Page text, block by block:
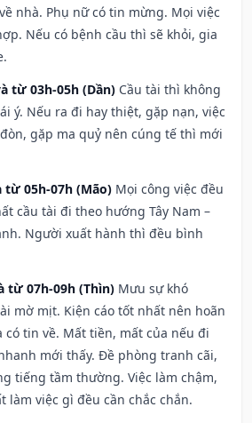
nhà. Phụ nữ có tin mừng. Mọi việc
Nếu có bệnh cầu thì sẽ khỏi, gia
từ 03h-05h (Dần) Cầu tài thì không
ý. Nếu ra đi hay thiệt, gặp nạn, việc
gặp ma quỷ nên cúng tế thì mới
từ 05h-07h (Mão) Mọi công việc đều
cầu tài đi theo hướng Tây Nam –
Người xuất hành thì đều bình
từ 07h-09h (Thìn) Mưu sự khó
mờ mịt. Kiện cáo tốt nhất nên hoãn
có tin về. Mất tiền, mất của nếu đi
mới thấy. Đề phòng tranh cãi,
tiếng tầm thường. Việc làm chậm,
làm việc gì đều cần chắc chắn.